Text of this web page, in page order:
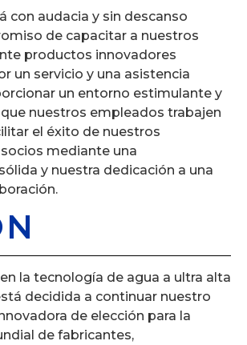
con audacia y sin descanso
de capacitar a nuestros
productos innovadores
un servicio y una asistencia
un entorno estimulante y
nuestros empleados trabajen
el éxito de nuestros
mediante una
y nuestra dedicación a una
la tecnología de agua a ultra alta
decidida a continuar nuestro
de elección para la
de fabricantes,